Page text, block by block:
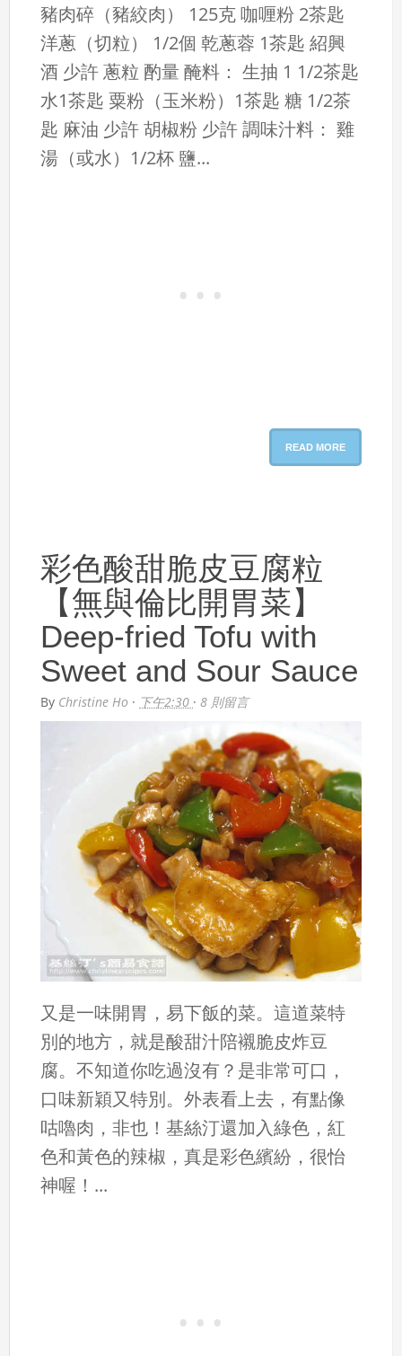
豬肉碎（豬絞肉） 125克 咖喱粉 2茶匙
洋蔥（切粒） 1/2個 乾蔥蓉 1茶匙 紹興
酒 少許 蔥粒 酌量 醃料： 生抽 1 1/2茶匙
水1茶匙 粟粉（玉米粉）1茶匙 糖 1/2茶
匙 麻油 少許 胡椒粉 少許 調味汁料： 雞
湯（或水）1/2杯 鹽...
READ MORE
彩色酸甜脆皮豆腐粒
【無與倫比開胃菜】
Deep-fried Tofu with
Sweet and Sour Sauce
By Christine Ho · 下午2:30 ·8 則留言
又是一味開胃，易下飯的菜。這道菜特
別的地方，就是酸甜汁陪襯脆皮炸豆
腐。不知道你吃過沒有？是非常可口，
口味新穎又特別。外表看上去，有點像
咕嚕肉，非也！基絲汀還加入綠色，紅
色和黃色的辣椒，真是彩色繽紛，很怡
神喔！...